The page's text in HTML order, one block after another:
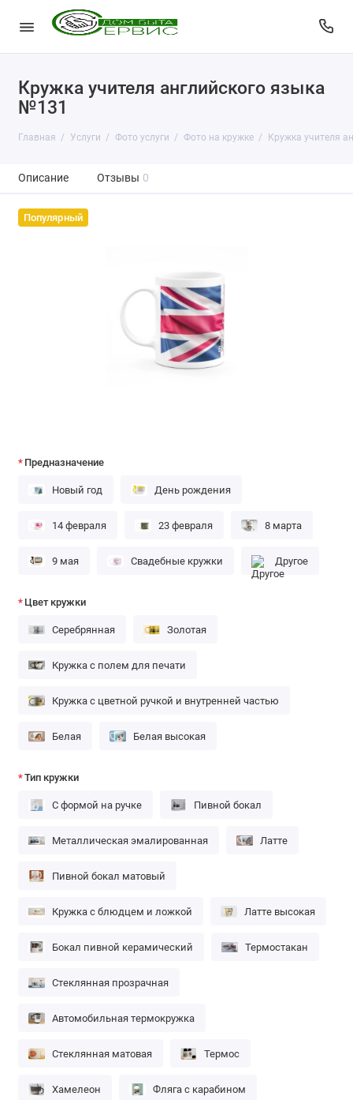
Кружка учителя английского языка
№131
Главная Услуги Фото услуги Фото на кружке Кружка учителя
Описание Отзывы 0
Популярный
Предназначение
Новый год День рождения
14 февраля 23 февраля 8 марта
9 мая Свадебные кружки Другое
Цвет кружки
Серебрянная Золотая
Кружка с полем для печати
Кружка с цветной ручкой и внутренней частью
Белая Белая высокая
Тип кружки
С формой на ручке Пивной бокал
Металлическая эмалированная Латте
Пивной бокал матовый
Кружка с блюдцем и ложкой Латте высокая
Бокал пивной керамический Термостакан
Стеклянная прозрачная
Автомобильная термокружка
Стеклянная матовая Термос
Хамелеон Фляга с карабином